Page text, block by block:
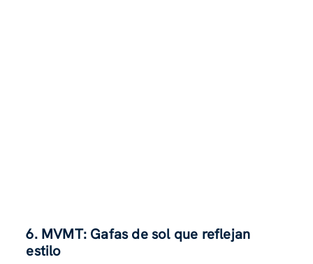
6. MVMT: Gafas de sol que reflejan
estilo